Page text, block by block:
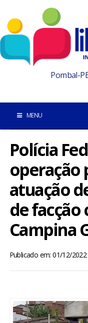
Pombal-
MENU
INÍCIO
POMBAL E REGIÃO
BRASIL
MUNDO
ENTRETENIMENTO
Polícia
operação
atuação
de
Campina
Publicado em: 01/12/2022